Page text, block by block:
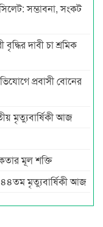
সম্ভাবনা, সংকট
দাবী চা শ্রমিক
প্রবাসী বোনের
মৃত্যুবার্ষিকী আজ
মূল শক্তি
মৃত্যুবার্ষিকী আজ